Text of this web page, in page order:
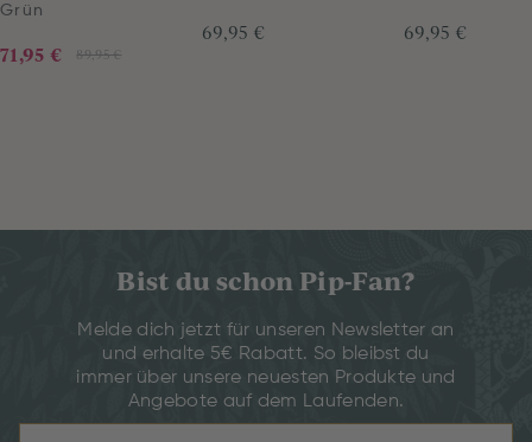
Grün
89,95 €
71,95 €
69,95 € 69,95 €
Bist du schon Pip-Fan?
Melde dich jetzt für unseren Newsletter an
und erhalte 5€ Rabatt. So bleibst du
immer über unsere neuesten Produkte und
Angebote auf dem Laufenden.